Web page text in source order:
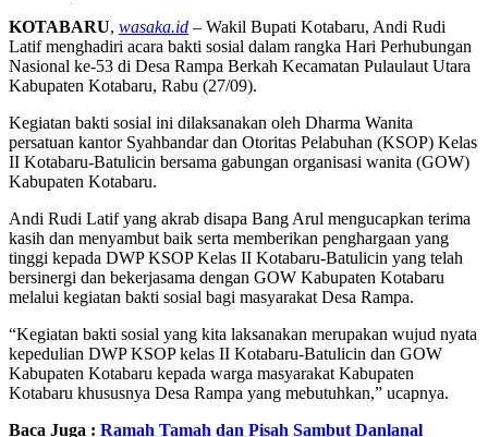
KOTABARU, wasaka.id – Wakil Bupati Kotabaru, Andi Rudi
Latif menghadiri acara bakti sosial dalam rangka Hari Perhubungan
Nasional ke-53 di Desa Rampa Berkah Kecamatan Pulaulaut Utara
Kabupaten Kotabaru, Rabu (27/09).
Kegiatan bakti sosial ini dilaksanakan oleh Dharma Wanita
persatuan kantor Syahbandar dan Otoritas Pelabuhan (KSOP) Kelas
II Kotabaru-Batulicin bersama gabungan organisasi wanita (GOW)
Kabupaten Kotabaru.
Andi Rudi Latif yang akrab disapa Bang Arul mengucapkan terima
kasih dan menyambut baik serta memberikan penghargaan yang
tinggi kepada DWP KSOP Kelas II Kotabaru-Batulicin yang telah
bersinergi dan bekerjasama dengan GOW Kabupaten Kotabaru
melalui kegiatan bakti sosial bagi masyarakat Desa Rampa.
“Kegiatan bakti sosial yang kita laksanakan merupakan wujud nyata
kepedulian DWP KSOP kelas II Kotabaru-Batulicin dan GOW
Kabupaten Kotabaru kepada warga masyarakat Kabupaten
Kotabaru khususnya Desa Rampa yang mebutuhkan,” ucapnya.
Baca Juga : Ramah Tamah dan Pisah Sambut Danlanal